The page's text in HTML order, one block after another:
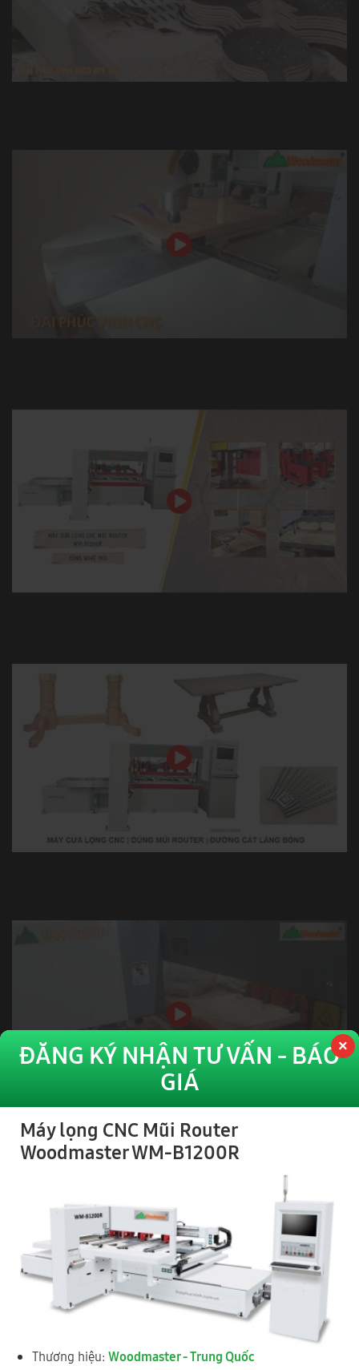
ĐĂNG KÝ NHẬN TƯ VẤN - BÁO
GIÁ
Máy lọng CNC Mũi Router
Woodmaster WM-B1200R
Thương hiệu: Woodmaster - Trung Quốc
MÁY LỌNG CNC BẰNG MŨI SOI (mũi Router) WM-B1200R
Sản phẩm liên quan